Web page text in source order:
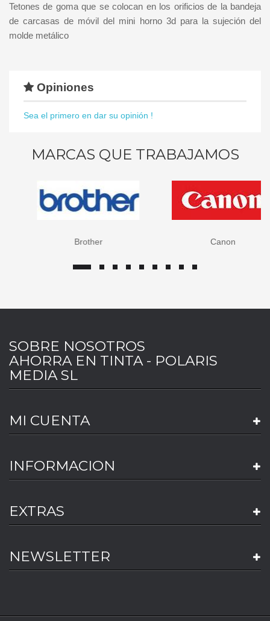
Tetones de goma que se colocan en los orificios de la bandeja
de carcasas de móvil del mini horno 3d para la sujeción del
molde metálico
Opiniones
Sea el primero en dar su opinión !
MARCAS QUE TRABAJAMOS
Brother
SOBRE NOSOTROS
AHORRA EN TINTA - POLARIS
MEDIA SL
MI CUENTA
INFORMACION
EXTRAS
NEWSLETTER